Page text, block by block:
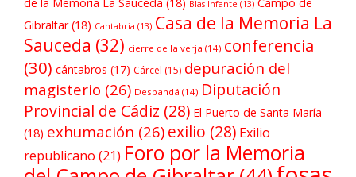
Blas Infante (13)
Gibraltar(18) Cantabria (13) Casa de la Memoria La
Sauceda (32) cierre de la verja (14) conferencia
(30) cántabros (17) Cárcel (15) depuración del
magisterio (26) Desbandá (14) Diputación
Provincial de Cádiz (28) El Puerto de Santa María
(18) exhumación (26) exilio (28) Exilio
republicano (21) Foro por la Memoria